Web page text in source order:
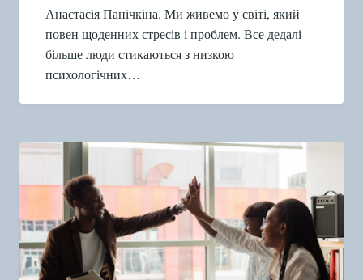
Анастасія Панічкіна. Ми живемо у світі, який
повен щоденних стресів і проблем. Все дедалі
більше люди стикаються з низкою
психологічних…